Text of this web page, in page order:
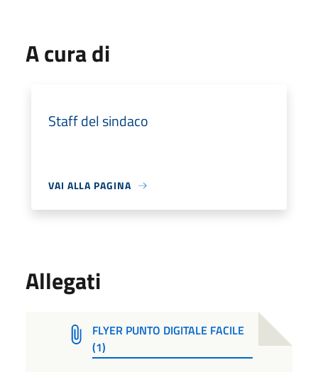
A cura di
Staff del sindaco
VAI ALLA PAGINA
Allegati
FLYER PUNTO DIGITALE FACILE
(1)